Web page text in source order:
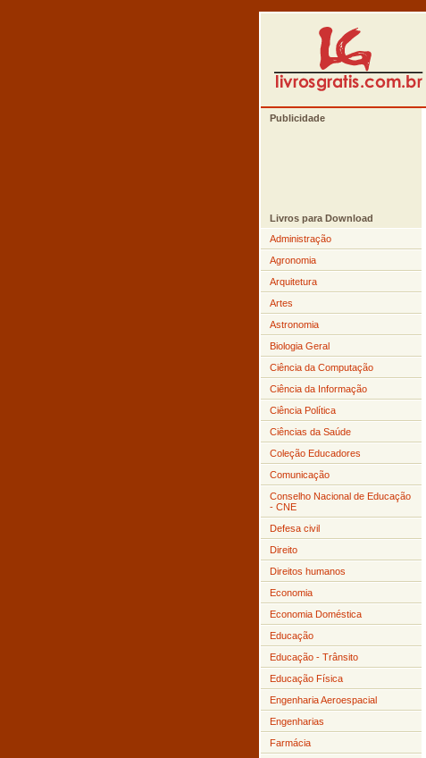
Publicidade
Livros para Download
Administração
Agronomia
Arquitetura
Artes
Astronomia
Biologia Geral
Ciência da Computação
Ciência da Informação
Ciência Política
Ciências da Saúde
Coleção Educadores
Comunicação
Conselho Nacional de Educação
- CNE
Defesa civil
Direito
Direitos humanos
Economia
Economia Doméstica
Educação
Educação - Trânsito
Educação Física
Engenharia Aeroespacial
Engenharias
Farmácia